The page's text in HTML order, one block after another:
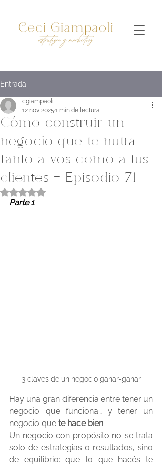
Entrada
Cómo construir un
negocio que te nutra
tanto a vos como a tus
clientes - Episodio 71
cgiampaoli
12 nov 2025 1 min de lectura
Obtuvo NaN de 5 estrellas.
Parte 1
3 claves de un negocio ganar-ganar
Hay una gran diferencia entre tener un
negocio que funciona… y tener un
negocio que te hace bien.
Un negocio con propósito no se trata
solo de estrategias o resultados, sino
de equilibrio: que lo que hacés te